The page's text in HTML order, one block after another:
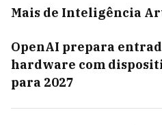
Mais de Inteligência
OpenAI prepara
hardware com
para 2027